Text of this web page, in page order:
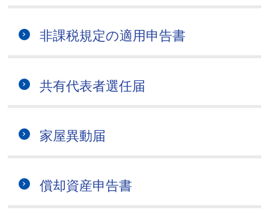
非課税規定の適用申告書
共有代表者選任届
家屋異動届
償却資産申告書